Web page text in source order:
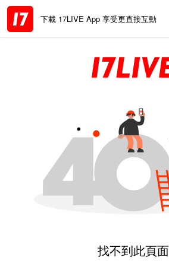
下載 17LIVE App 享受更直接互動
找不到此頁面